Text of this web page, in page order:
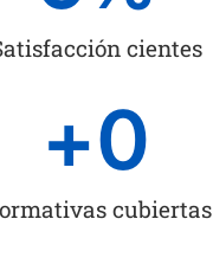
cientes
cubiertas
+0